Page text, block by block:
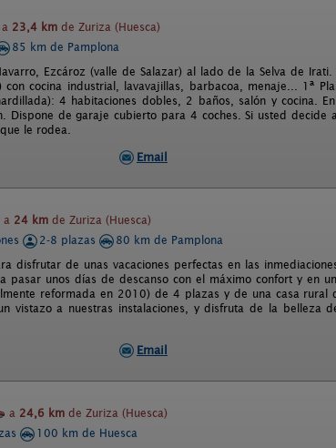
a 23,4 km de Zuriza (Huesca)
85 km de Pamplona
Ezcároz (valle de Salazar) al lado de la Selva de
cocina industrial, lavavajillas, barbacoa, menaje... 1ª
4 habitaciones dobles, 2 baños, salón y cocina.
de garaje cubierto para 4 coches. Si usted decide
le rodea.
Email
a 24 km de Zuriza (Huesca)
2-8 plazas
80 km de Pamplona
disfrutar de unas vacaciones perfectas en las
pasar unos días de descanso con el máximo confort y en
reformada en 2010) de 4 plazas y de una casa rural
vistazo a nuestras instalaciones, y disfruta de la belleza
Email
a 24,6 km de Zuriza (Huesca)
100 km de Huesca